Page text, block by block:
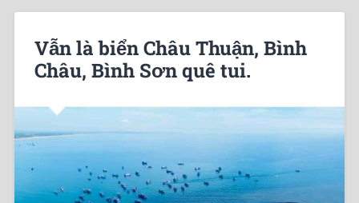
Vẫn là biển Châu Thuận, Bình
Châu, Bình Sơn quê tui.